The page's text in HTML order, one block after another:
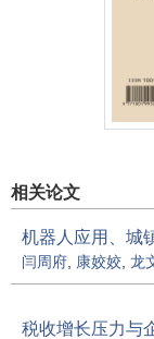
相关论文
机器人应用、城
闫周府 康姣姣 龙
税收增长压力与